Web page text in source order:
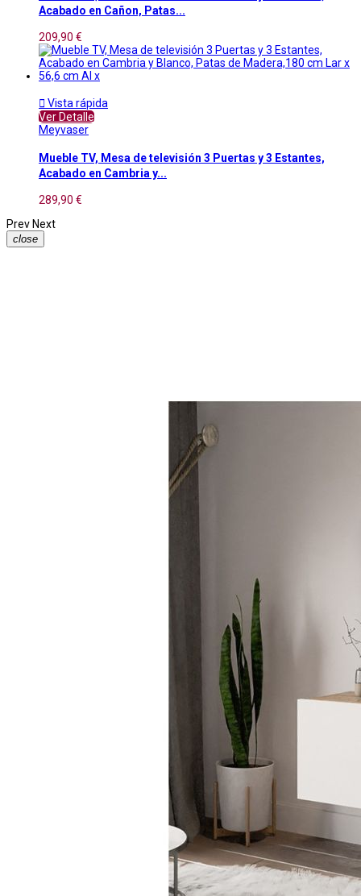
Acabado en Cañon, Patas...
209,90 €
 Vista rápida
Ver Detalle
Meyvaser
Mueble TV, Mesa de televisión 3 Puertas y 3 Estantes,
Acabado en Cambria y...
289,90 €
Prev Next
close